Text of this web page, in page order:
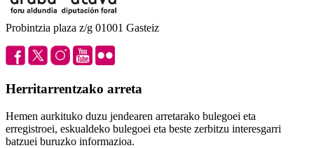
Probintzia plaza z/g 01001 Gasteiz
Herritarrentzako arreta
Hemen aurkituko duzu jendearen arretarako bulegoei eta
erregistroei, eskualdeko bulegoei eta beste zerbitzu interesgarri
batzuei buruzko informazioa.